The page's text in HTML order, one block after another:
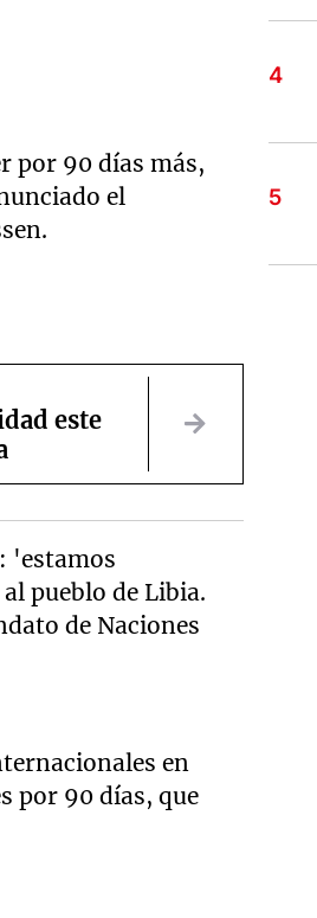
por 90 días más,
el
este
'estamos
pueblo de Libia.
de Naciones
en
por 90 días, que